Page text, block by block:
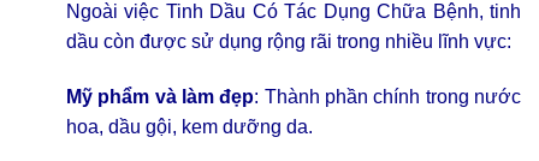
Ngoài việc Tinh Dầu Có Tác Dụng Chữa Bệnh, tinh
dầu còn được sử dụng rộng rãi trong nhiều lĩnh vực:
Mỹ phẩm và làm đẹp: Thành phần chính trong nước
hoa, dầu gội, kem dưỡng da.